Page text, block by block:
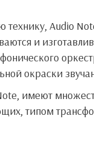
Audio
и
окраски
имеют
типом